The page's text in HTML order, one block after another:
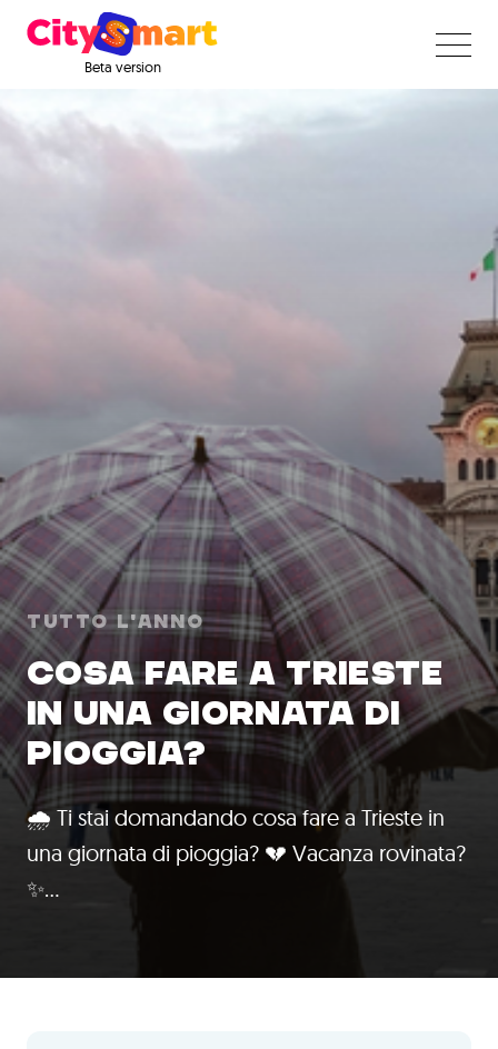
Beta version
Tutto l'anno
COSA FARE A TRIESTE
IN UNA GIORNATA DI
PIOGGIA?
🌧️ Ti stai domandando cosa fare a Trieste in
una giornata di pioggia? 💔 Vacanza rovinata?
✨…